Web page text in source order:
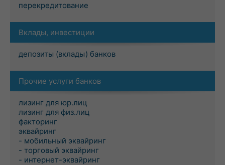
перекредитование
Вклады, инвестиции
депозиты (вклады) банков
Прочие услуги банков
лизинг для юр.лиц
лизинг для физ.лиц
факторинг
эквайринг
- мобильный эквайринг
- торговый эквайринг
- интернет-эквайринг